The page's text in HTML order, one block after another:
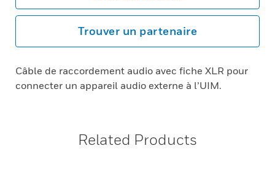
Trouver un partenaire
Câble de raccordement audio avec fiche XLR pour
connecter un appareil audio externe à l’UIM.
Related Products